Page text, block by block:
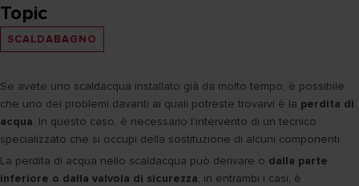
Topic
SCALDABAGNO
Se avete uno scaldacqua installato già da molto tempo, è possibile
che uno dei problemi davanti ai quali potreste trovarvi è la perdita di
acqua. In questo caso, è necessario l'intervento di un tecnico
specializzato che si occupi della sostituzione di alcuni componenti.
La perdita di acqua nello scaldacqua può derivare o dalla parte
inferiore o dalla valvola di sicurezza, in entrambi i casi, è